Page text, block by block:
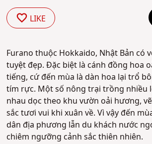
LIKE
Furano thuộc Hokkaido, Nhật Bản có
tuyệt đẹp. Đặc biệt là cánh đồng hoa
tiếng, cứ đến mùa là dàn hoa lại trổ
tím rực. Một số nông trại trồng nhiều
nhau dọc theo khu vườn oải hương,
sắc tươi vui khi xuân về. Vì vậy đến
dân địa phương lẫn du khách nước
chiêm ngưỡng cảnh sắc thiên nhiên.